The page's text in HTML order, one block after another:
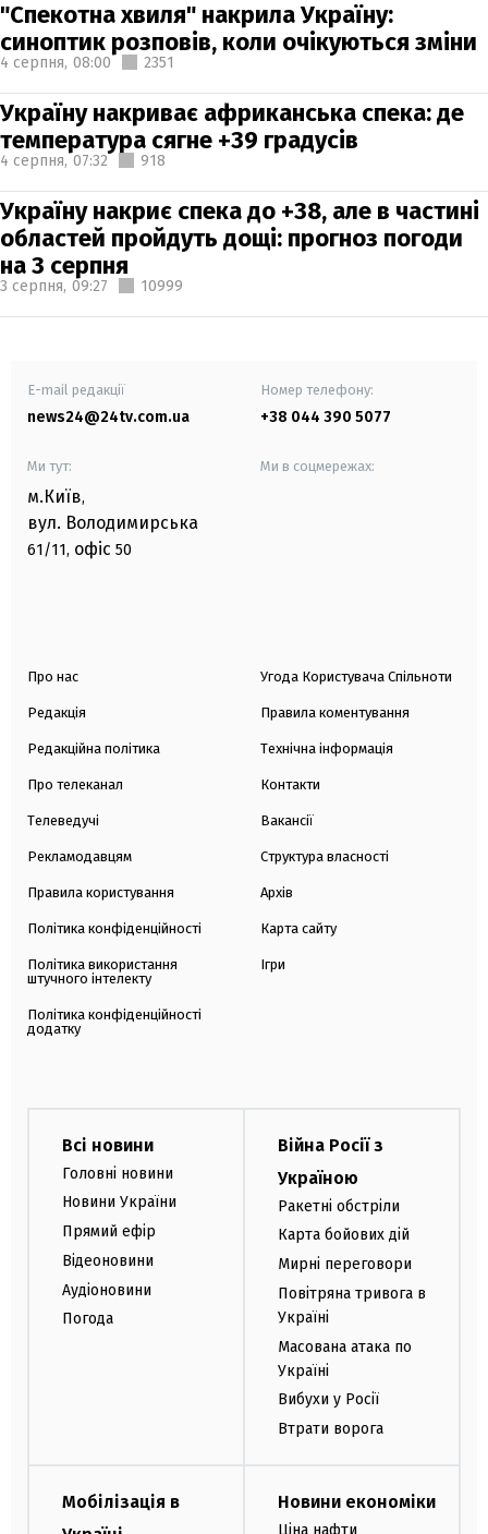
"Спекотна хвиля" накрила Україну:
синоптик розповів, коли очікуються зміни
4 серпня, 08:00 2351
Україну накриває африканська спека: де
температура сягне +39 градусів
4 серпня, 07:32 918
Україну накриє спека до +38, але в частині
областей пройдуть дощі: прогноз погоди
на 3 серпня
3 серпня, 09:27 10999
E-mail редакції
news24@24tv.com.ua
Номер телефону:
+38 044 390 5077
Ми тут:
м.Київ,
вул. Володимирська
61/11, офіс 50
Ми в соцмережах:
Про нас
Редакція
Редакційна політика
Про телеканал
Телеведучі
Рекламодавцям
Правила користування
Політика конфіденційності
Політика використання
штучного інтелекту
Політика конфіденційності
додатку
Угода Користувача Спільноти
Правила коментування
Технічна інформація
Контакти
Вакансії
Структура власності
Архів
Карта сайту
Ігри
Всі новини
Головні новини
Новини України
Прямий ефір
Відеоновини
Аудіоновини
Погода
Війна Росії з
Україною
Ракетні обстріли
Карта бойових дій
Мирні переговори
Повітряна тривога в
Україні
Масована атака по
Україні
Вибухи у Росії
Втрати ворога
Мобілізація в
Новини економіки
Ціна нафти